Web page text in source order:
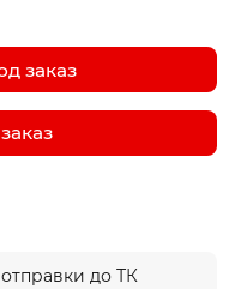
заказ
до ТК